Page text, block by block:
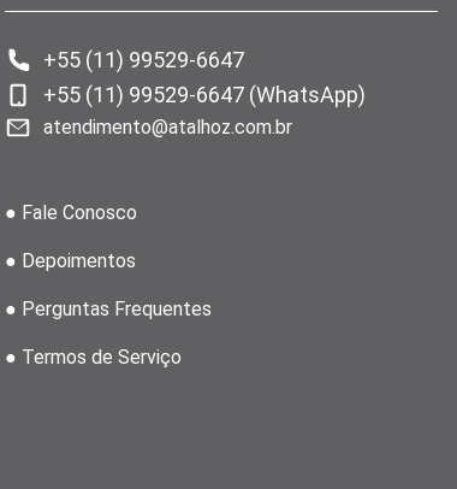
+55 (11) 99529-6647
+55 (11) 99529-6647 (WhatsApp)
atendimento@atalhoz.com.br
● Fale Conosco
● Depoimentos
● Perguntas Frequentes
● Termos de Serviço